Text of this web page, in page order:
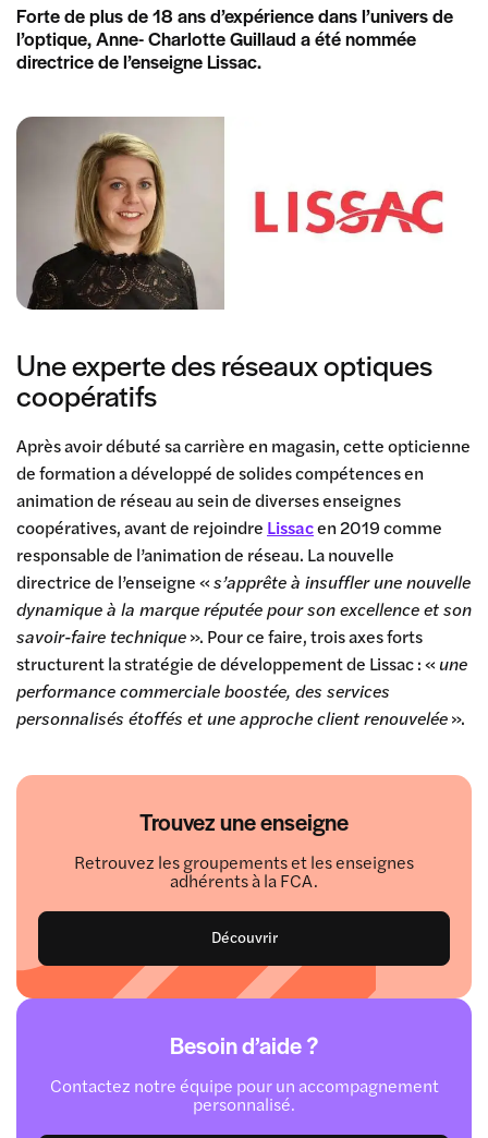
Trouvez une enseigne
Retrouvez les groupements et les enseignes
adhérents à la FCA.
Découvrir
Besoin d’aide ?
Contactez notre équipe pour un accompagnement
personnalisé.
Forte de plus de 18 ans d’expérience dans l’univers de
l’optique, Anne- Charlotte Guillaud a été nommée
directrice de l’enseigne Lissac.
Une experte des réseaux optiques
coopératifs
Après avoir débuté sa carrière en magasin, cette opticienne
de formation a développé de solides compétences en
animation de réseau au sein de diverses enseignes
coopératives, avant de rejoindre Lissacen 2019 comme
responsable de l’animation de réseau. La nouvelle
directrice de l’enseigne «s’apprête à insuffler une nouvelle
dynamique à la marque réputée pour son excellence et son
savoir-faire technique». Pour ce faire, trois axes forts
structurent la stratégie de développement de Lissac : « une
performance commerciale boostée, des services
personnalisés étoffés et une approche client renouvelée».